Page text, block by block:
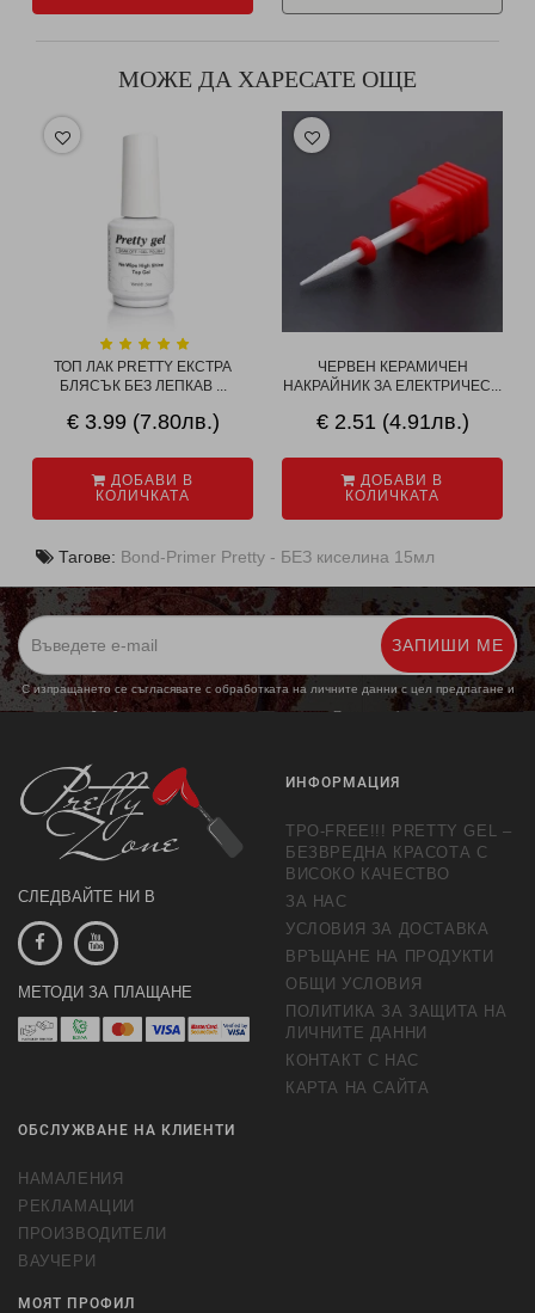
МОЖЕ ДА ХАРЕСАТЕ ОЩЕ
ТОП ЛАК PRETTY ЕКСТРА
БЛЯСЪК БЕЗ ЛЕПКАВ ...
€ 3.99 (7.80лв.)
ДОБАВИ В
КОЛИЧКАТА
ЧЕРВЕН КЕРАМИЧЕН
НАКРАЙНИК ЗА ЕЛЕКТРИЧЕС...
€ 2.51 (4.91лв.)
ДОБАВИ В
КОЛИЧКАТА
Тагове: Bond-Primer Pretty - БЕЗ киселина 15мл
ЗАПИШИ МЕ
С изпращането се съгласявате с обработката на личните данни с цел предлагане и
обработка на маркетингови предложения. Повече информация
СЛЕДВАЙТЕ НИ В
МЕТОДИ ЗА ПЛАЩАНЕ
ИНФОРМАЦИЯ
TPO-FREE!!! PRETTY GEL –
БЕЗВРЕДНА КРАСОТА С
ВИСОКО КАЧЕСТВО
ЗА НАС
УСЛОВИЯ ЗА ДОСТАВКА
ВРЪЩАНЕ НА ПРОДУКТИ
ОБЩИ УСЛОВИЯ
ПОЛИТИКА ЗА ЗАЩИТА НА
ЛИЧНИТЕ ДАННИ
КОНТАКТ С НАС
КАРТА НА САЙТА
ОБСЛУЖВАНЕ НА КЛИЕНТИ
НАМАЛЕНИЯ
РЕКЛАМАЦИИ
ПРОИЗВОДИТЕЛИ
ВАУЧЕРИ
МОЯТ ПРОФИЛ